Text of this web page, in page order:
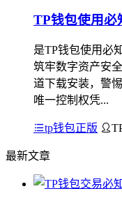
TP钱包使用必
是TP钱包使用必
筑牢数字资产安
道下载安装，警
唯一控制权凭...
tp钱包正版
最新文章